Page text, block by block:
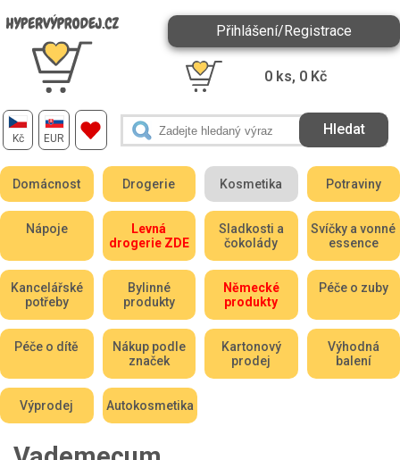
Kč EUR
Přihlášení/Registrace
0 ks, 0 Kč
Domácnost Drogerie Kosmetika Potraviny
Nápoje
Levná
drogerie ZDE
Sladkosti a
čokolády
Svíčky a vonné
essence
Kancelářské
potřeby
Bylinné
produkty
Německé
produkty
Péče o zuby
Péče o dítě
Nákup podle
značek
Kartonový
prodej
Výhodná
balení
Výprodej Autokosmetika